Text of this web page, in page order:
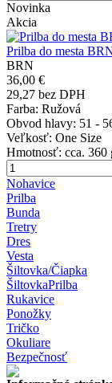
Novinka
Akcia
Prilba do mesta
BRN
36,00 €
29,27 bez DPH
Farba: Ružová
Obvod hlavy: 51 -
Veľkosť: One Size
Hmotnosť: cca. 360
Nohavice
Prilba
Bunda
Tretry
Dres
Vesta
Šiltovka/Čiapka
ŠiltovkaPrilba
Rukavice
Ponožky
Tričko
Okuliare
Bezpečnosť